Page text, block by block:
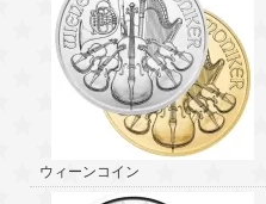
ウィーンコイン